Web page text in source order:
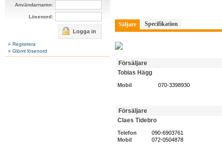
Användarnamn:
Lösenord:
Logga in
» Registrera
» Glömt lösenord
Säljare Specifikation
Försäljare
Tobias Hägg
Mobil 070-3398930
Försäljare
Claes Tidebro
Telefon
090-6903761
Mobil
072-0504878